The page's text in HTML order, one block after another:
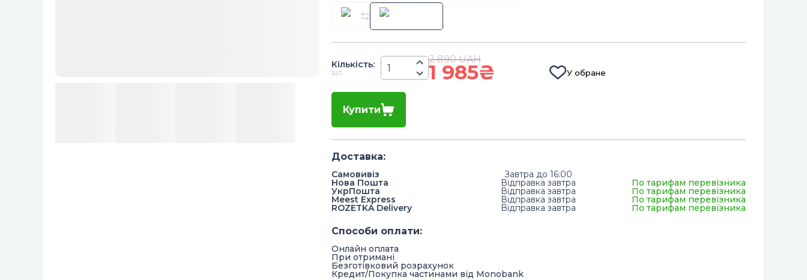
Кiлькiсть:
шт.
2 890 UAH
1 985₴ У обране
Купити
Доставка:
Самовивіз Завтра до 16:00
Нова Пошта Відправка завтра По тарифам перевізника
УкрПошта Відправка завтра По тарифам перевізника
Meest Express Відправка завтра По тарифам перевізника
ROZETKA Delivery Відправка завтра По тарифам перевізника
Способи оплати:
Онлайн оплата
При отримані
Безготівковий розрахунок
Кредит/Покупка частинами від Monobank